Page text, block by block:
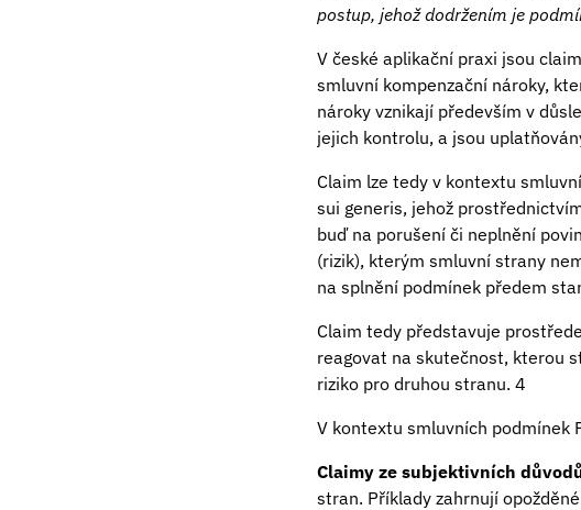
postup, jehož dodržením je
V české aplikační praxi jsou
smluvní kompenzační nároky,
nároky vznikají především v
jejich kontrolu, a jsou
Claim lze tedy v kontextu
sui generis, jehož
buď na porušení či neplnění
(rizik), kterým smluvní strany
na splnění podmínek předem
Claim tedy představuje
reagovat na skutečnost, kterou
riziko pro druhou stranu. 4
V kontextu smluvních podmínek
Claimy ze subjektivních
stran. Příklady zahrnují